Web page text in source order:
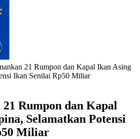
21 Rumpon dan Kapal Ikan Asing
Ikan Senilai Rp50 Miliar
Rumpon dan Kapal
Selamatkan Potensi
Miliar